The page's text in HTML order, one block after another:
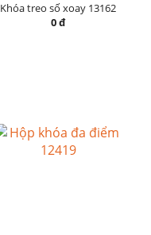
Khóa treo số xoay 13162
0 đ